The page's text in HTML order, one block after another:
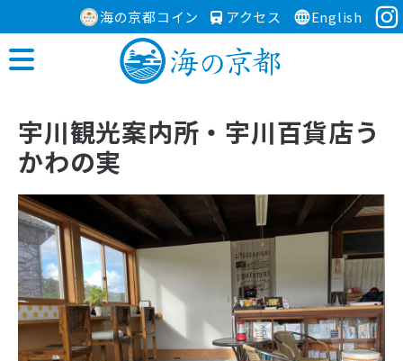
海の京都コイン アクセス English
宇川観光案内所・宇川百貨店う
かわの実